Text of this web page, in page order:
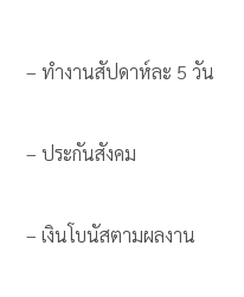
– ทำงานสัปดาห์ละ 5 วัน
– ประกันสังคม
– เงินโบนัสตามผลงาน